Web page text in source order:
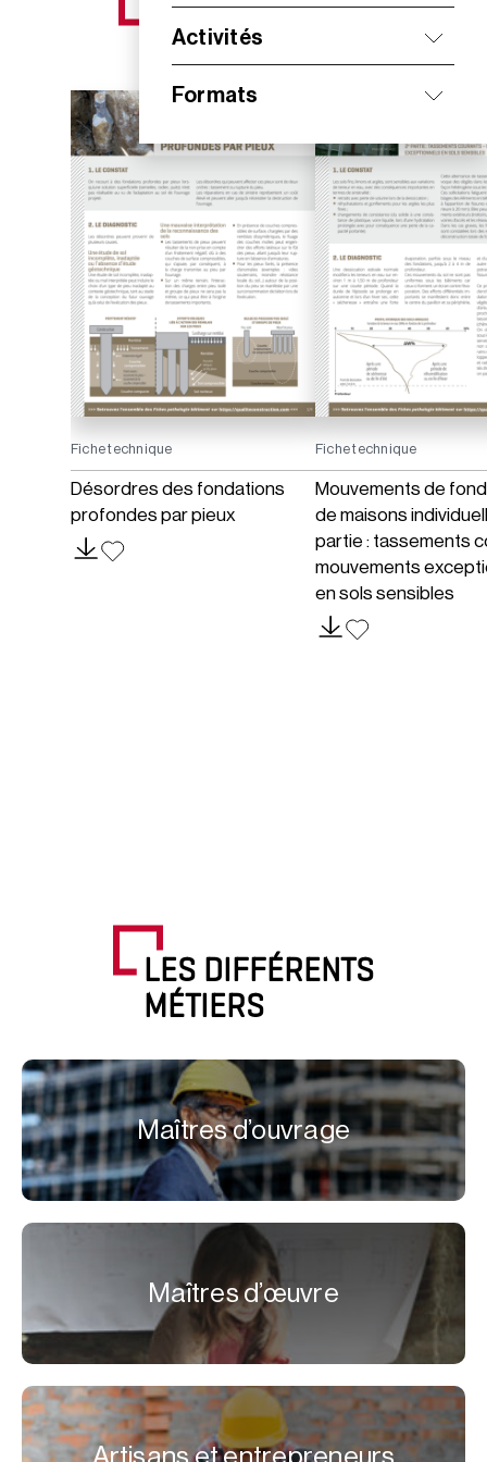
Activités
Formats
NOS NOUVEAUTÉS
Fiche technique
Désordres des fondations
profondes par pieux
Fiche technique
Mouvements de
de maisons
partie : tassements
mouvements
en sols sensibles
LES DIFFÉRENTS
MÉTIERS
Maîtres d’ouvrage
Maîtres d’œuvre
Artisans et entrepreneurs